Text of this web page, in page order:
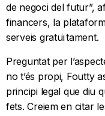
de negoci del futur”,
financers, la
serveis gratuïtament.
Preguntat per
no t’és propi, Foutty
principi legal que diu
fets. Creiem en citar